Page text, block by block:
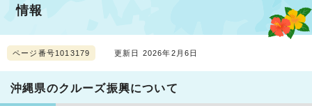
情報
ページ番号1013179 更新日 2026年2月6日
沖縄県のクルーズ振興について